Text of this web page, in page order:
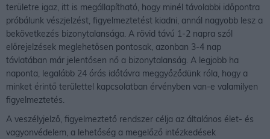
területre igaz, itt is megállapítható, hogy minél távolabbi időpontra
próbálunk vészjelzést, figyelmeztetést kiadni, annál nagyobb lesz a
bekövetkezés bizonytalansága. A rövid távú 1-2 napra szól
előrejelzések meglehetősen pontosak, azonban 3-4 nap
távlatában már jelentősen nő a bizonytalanság. A legjobb ha
naponta, legalább 24 órás időtávra meggyőződünk róla, hogy a
minket érintő területtel kapcsolatban érvényben van-e valamilyen
figyelmeztetés.
A veszélyjelző, figyelmeztető rendszer célja az általános élet- és
vagyonvédelem, a lehetőség a megelőző intézkedések